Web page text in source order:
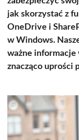
jak skorzystać z
OneDrive i
w Windows.
ważne informacje
znacząco uprości